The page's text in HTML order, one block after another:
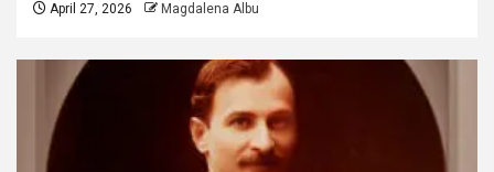
April 27, 2026 Magdalena Albu